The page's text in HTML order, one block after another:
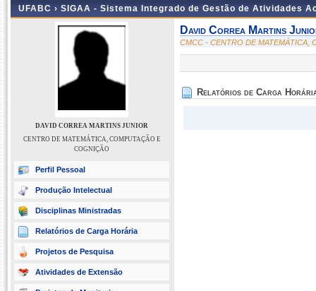
UFABC › SIGAA - Sistema Integrado de Gestão de Atividades
DAVID CORREA MARTINS JUNIOR
CENTRO DE MATEMÁTICA, COMPUTAÇÃO E
COGNIÇÃO
Perfil Pessoal
Produção Intelectual
Disciplinas Ministradas
Relatórios de Carga Horária
Projetos de Pesquisa
Atividades de Extensão
David Correa Martins
CMCC - CENTRO DE MATEMÁTICA,
Relatórios de Carga